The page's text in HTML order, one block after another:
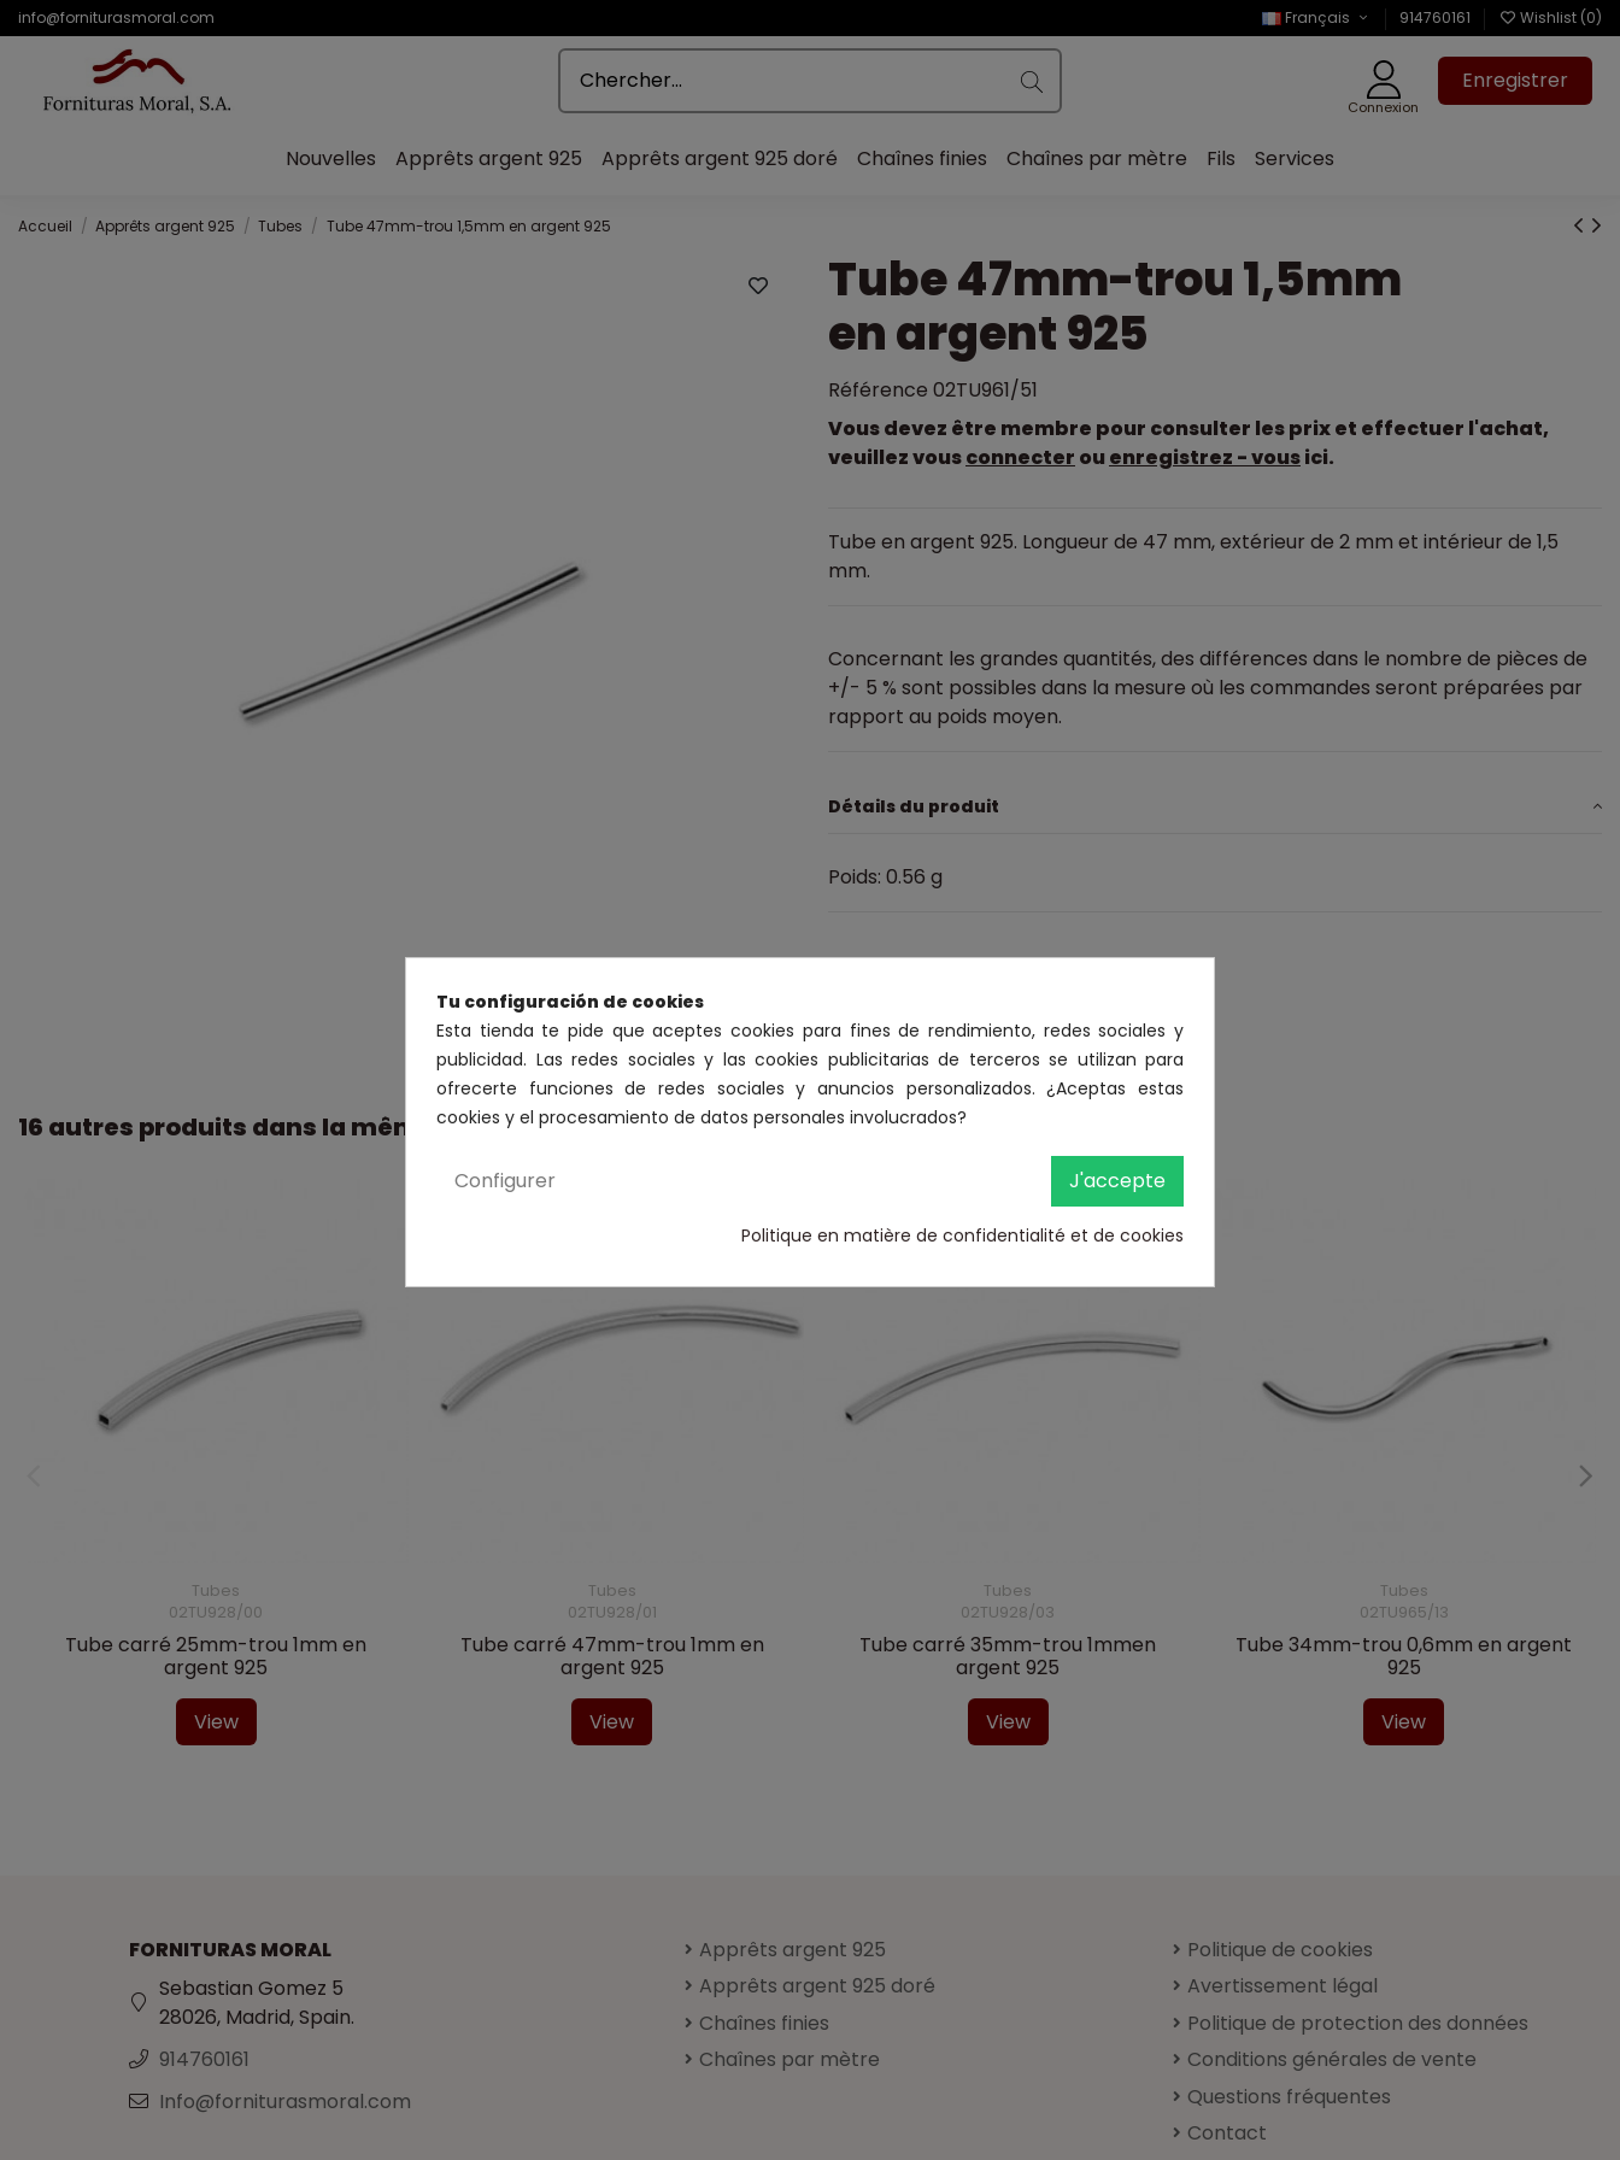
info@forniturasmoral.com Français 914760161 Wishlist (0)
Connexion
Enregistrer
Nouvelles Apprêts argent 925 Apprêts argent 925 doré Chaînes finies Chaînes par mètre Fils Services
Accueil Apprêts argent 925 Tubes Tube 47mm-trou 1,5mm en argent 925
Tube 47mm-trou 1,5mm
en argent 925
Référence 02TU961/51
Vous devez être membre pour consulter les prix et effectuer l'achat,
veuillez vousconnecter ou enregistrez - vousici.
Tube en argent 925. Longueur de 47 mm, extérieur de 2 mm et intérieur de 1,5
mm.
Concernant les grandes quantités, des différences dans le nombre de pièces de
+/- 5 % sont possibles dans la mesure où les commandes seront préparées par
rapport au poids moyen.
Détails du produit
Poids: 0.56 g
16 autres produits dans la même catégorie :
Tubes
02TU928/00
Tube carré 25mm-trou 1mm en
argent 925
View
Tubes
02TU928/01
Tube carré 47mm-trou 1mm en
argent 925
View
Tubes
02TU928/03
Tube carré 35mm-trou 1mmen
argent 925
View
Tubes
02TU965/13
Tube 34mm-trou 0,6mm en argent
925
View
FORNITURAS MORAL
Sebastian Gomez 5
28026, Madrid, Spain.
914760161
Info@forniturasmoral.com
Apprêts argent 925
Apprêts argent 925 doré
Chaînes finies
Chaînes par mètre
Politique de cookies
Avertissement légal
Politique de protection des données
Conditions générales de vente
Questions fréquentes
Contact
Tu configuración de cookies
Esta tienda te pide que aceptes cookies para fines de rendimiento, redes sociales y
publicidad. Las redes sociales y las cookies publicitarias de terceros se utilizan para
ofrecerte funciones de redes sociales y anuncios personalizados. ¿Aceptas estas
cookies y el procesamiento de datos personales involucrados?
J'accepte
Configurer
Politique en matière de confidentialité et de cookies